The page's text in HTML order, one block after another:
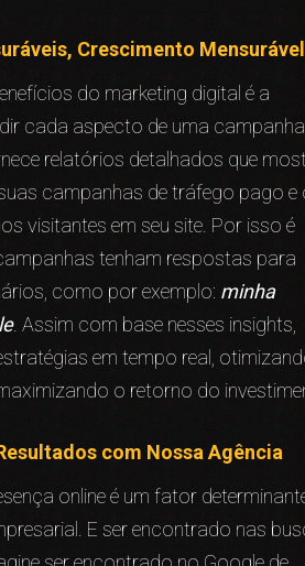
Crescimento Mensurável
do marketing digital é a
cada aspecto de uma
relatórios detalhados que
campanhas de tráfego pago e
visitantes em seu site. Por isso é
tenham respostas para
como por exemplo: minha
. Assim com base nesses insights,
em tempo real,
o retorno do
com Nossa Agência
online é um fator
E ser encontrado nas